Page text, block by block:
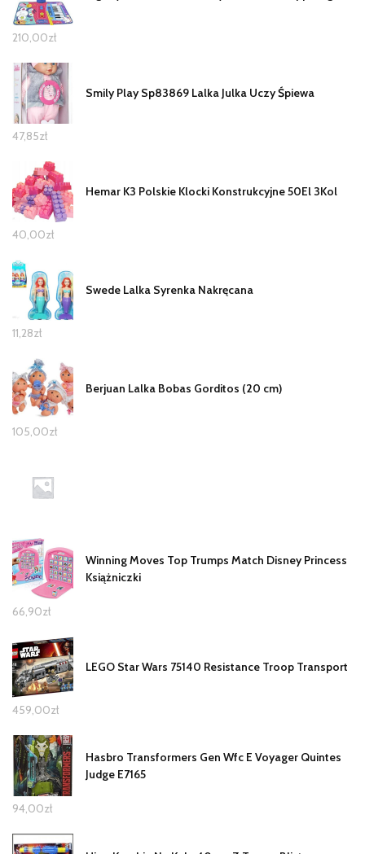
210,00zł
Smily Play Sp83869 Lalka Julka Uczy Śpiewa
47,85zł
Hemar K3 Polskie Klocki Konstrukcyjne 50El 3Kol
40,00zł
Swede Lalka Syrenka Nakręcana
11,28zł
Berjuan Lalka Bobas Gorditos (20 cm)
105,00zł
Winning Moves Top Trumps Match Disney Princess
Książniczki
66,90zł
LEGO Star Wars 75140 Resistance Troop Transport
459,00zł
Hasbro Transformers Gen Wfc E Voyager Quintes
Judge E7165
94,00zł